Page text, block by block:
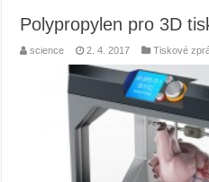
Polypropylen pro 3D
science 2. 4. 2017 Tiskové